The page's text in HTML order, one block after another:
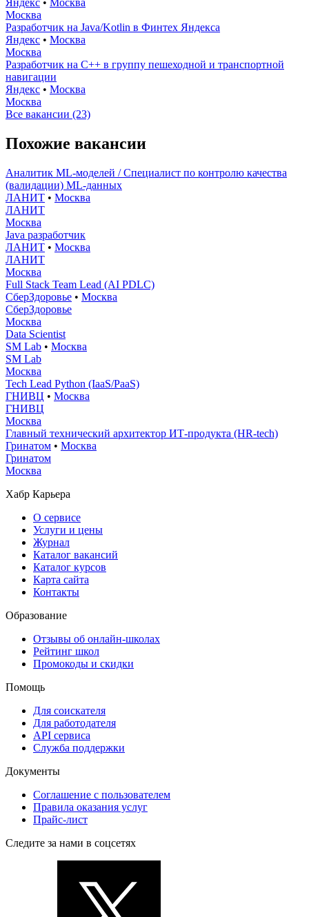
Москва
Разработчик на Java/Kotlin в Финтех Яндекса
Яндекс • Москва
Москва
Разработчик на С++ в группу пешеходной и транспортной
навигации
Яндекс • Москва
Москва
Все вакансии (23)
Похожие вакансии
Аналитик ML-моделей / Специалист по контролю качества
(валидации) ML-данных
ЛАНИТ • Москва
ЛАНИТ
Москва
Java разработчик
ЛАНИТ • Москва
ЛАНИТ
Москва
Full Stack Team Lead (AI PDLC)
СберЗдоровье • Москва
СберЗдоровье
Москва
Data Scientist
SM Lab • Москва
SM Lab
Москва
Tech Lead Python (IaaS/PaaS)
ГНИВЦ • Москва
ГНИВЦ
Москва
Главный технический архитектор ИТ-продукта (HR-tech)
Гринатом • Москва
Гринатом
Москва
Хабр Карьера
О сервисе
Услуги и цены
Журнал
Каталог вакансий
Каталог курсов
Карта сайта
Контакты
Образование
Отзывы об онлайн-школах
Рейтинг школ
Промокоды и скидки
Помощь
Для соискателя
Для работодателя
API сервиса
Служба поддержки
Документы
Соглашение с пользователем
Правила оказания услуг
Прайс-лист
Следите за нами в соцсетях